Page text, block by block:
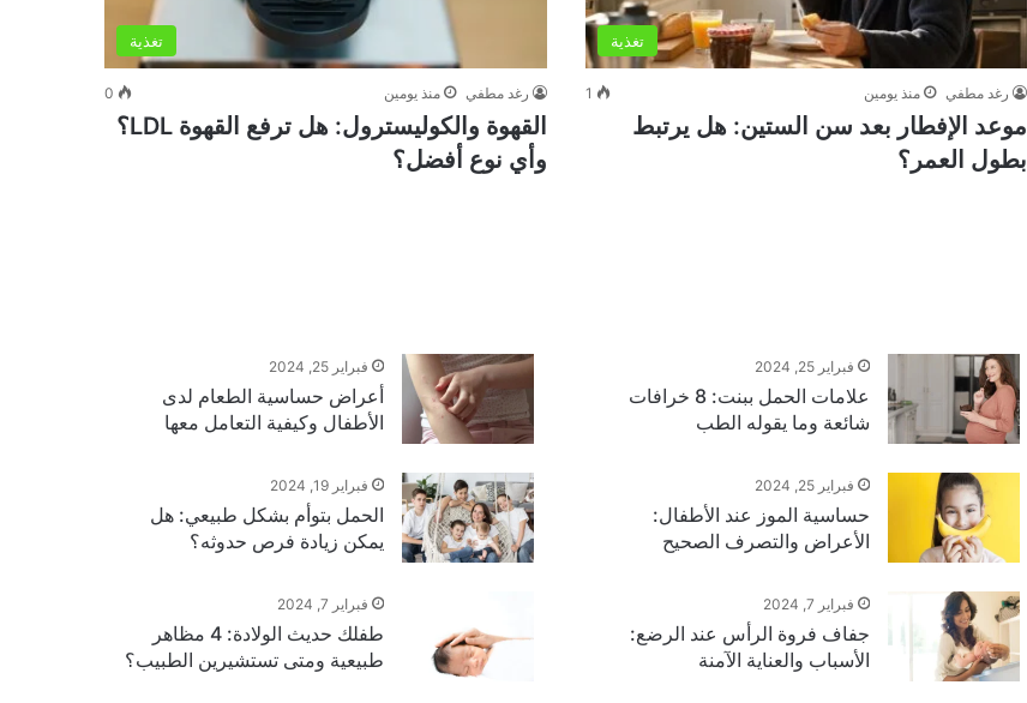
تغذية
رغد مطفي منذ يومين 1
موعد الإفطار بعد سن الستين: هل يرتبط
بطول العمر؟
تغذية
رغد مطفي منذ يومين 0
القهوة والكوليسترول: هل ترفع القهوة LDL؟
وأي نوع أفضل؟
فبراير 25, 2024
علامات الحمل ببنت: 8 خرافات
شائعة وما يقوله الطب
فبراير 25, 2024
أعراض حساسية الطعام لدى
الأطفال وكيفية التعامل معها
فبراير 25, 2024
حساسية الموز عند الأطفال:
الأعراض والتصرف الصحيح
فبراير 19, 2024
الحمل بتوأم بشكل طبيعي: هل
يمكن زيادة فرص حدوثه؟
فبراير 7, 2024
جفاف فروة الرأس عند الرضع:
الأسباب والعناية الآمنة
فبراير 7, 2024
طفلك حديث الولادة: 4 مظاهر
طبيعية ومتى تستشيرين الطبيب؟